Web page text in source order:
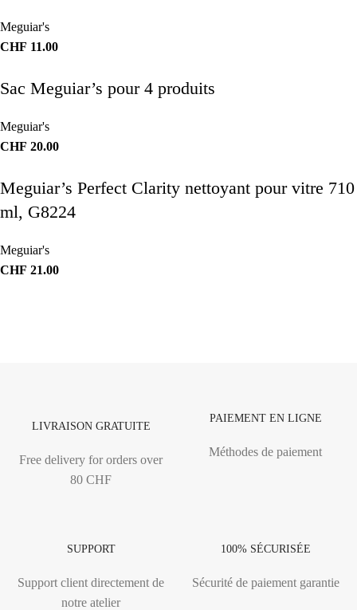
Meguiar's
CHF 11.00
Sac Meguiar’s pour 4 produits
Meguiar's
CHF 20.00
Meguiar’s Perfect Clarity nettoyant pour vitre 710
ml, G8224
Meguiar's
CHF 21.00
LIVRAISON GRATUITE
Free delivery for orders over
80 CHF
PAIEMENT EN LIGNE
Méthodes de paiement
SUPPORT
Support client directement de
notre atelier
100% SÉCURISÉE
Sécurité de paiement garantie